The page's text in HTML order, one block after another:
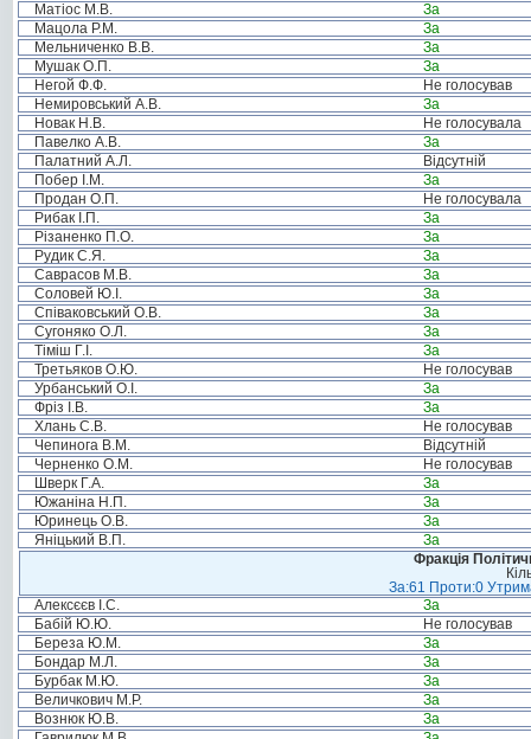
Матіос М.В.
За
Мацола Р.М.
За
Мельниченко В.В.
За
Мушак О.П.
За
Негой Ф.Ф.
Не голосував
Немировський А.В.
За
Новак Н.В.
Не голосувала
Павелко А.В.
За
Палатний А.Л.
Відсутній
Побер І.М.
За
Продан О.П.
Не голосувала
Рибак І.П.
За
Різаненко П.О.
За
Рудик С.Я.
За
Саврасов М.В.
За
Соловей Ю.І.
За
Співаковський О.В.
За
Сугоняко О.Л.
За
Тіміш Г.І.
За
Третьяков О.Ю.
Не голосував
Урбанський О.І.
За
Фріз І.В.
За
Хлань С.В.
Не голосував
Чепинога В.М.
Відсутній
Черненко О.М.
Не голосував
Шверк Г.А.
За
Южаніна Н.П.
За
Юринець О.В.
За
Яніцький В.П.
За
Фракція
За:61 Проти:0
Алексєєв І.С.
За
Бабій Ю.Ю.
Не голосував
Береза Ю.М.
За
Бондар М.Л.
За
Бурбак М.Ю.
За
Величкович М.Р.
За
Вознюк Ю.В.
За